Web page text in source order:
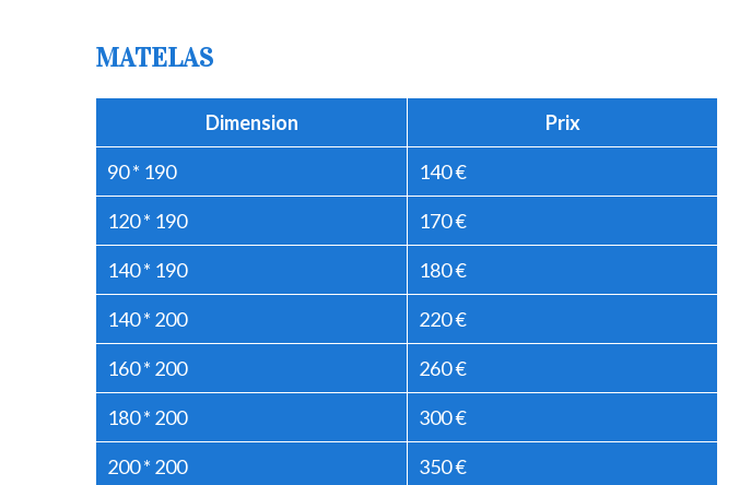
MATELAS
Dimension Prix
90 * 190 140 €
120 * 190 170 €
140 * 190 180 €
140 * 200 220 €
160 * 200 260 €
180 * 200 300 €
200 * 200 350 €